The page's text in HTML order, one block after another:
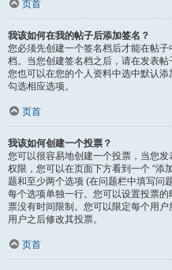
页首
我该如何在我的帖子后添加签名？
您必须先创建一个签名档后才能在帖
档。当您创建签名档之后，请在发表帖
您也可以在您的个人资料中选中默认
勾选相应选项。
页首
我该如何创建一个投票？
您可以很容易地创建一个投票，当您
权限，您可以在页面下方看到一个 “添
题和至少两个选项 (在问题栏中填写问
每个选项单独一行。您可以设置投票
票没有时间限制。您可以限定每个用
用户之后修改其投票。
页首